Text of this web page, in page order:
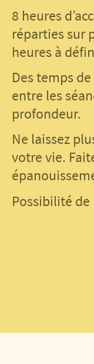
8 heures
réparties sur
heures à
Des temps
entre les
profondeur.
Ne laissez
votre vie.
Possibilité